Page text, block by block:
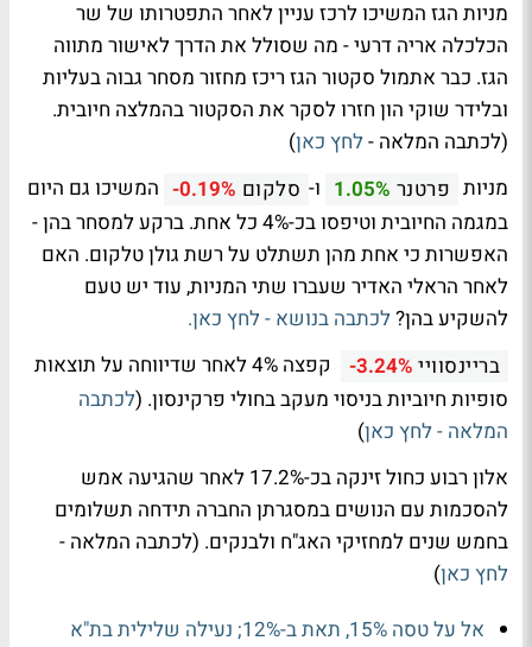
מניות הגז המשיכו לרכז עניין לאחר התפטרותו של שר
הכלכלה אריה דרעי - מה שסולל את הדרך לאישור מתווה
הגז. כבר אתמול סקטור הגז ריכז מחזור מסחר גבוה בעליות
ובלידר שוקי הון חזרו לסקר את הסקטור בהמלצה חיובית.
(לכתבה המלאה - לחץ כאן)
מניות פרטנר 1.05% ו- סלקום -0.19% המשיכו גם היום
במגמה החיובית וטיפסו בכ-4% כל אחת. ברקע למסחר בהן -
האפשרות כי אחת מהן תשתלט על רשת גולן טלקום. האם
לאחר הראלי האדיר שעברו שתי המניות, עוד יש טעם
להשקיע בהן? לכתבה בנושא - לחץ כאן.
בריינסוויי -3.24%
קפצה 4% לאחר שדיווחה על תוצאות
סופיות חיוביות בניסוי מעקב בחולי פרקינסון. (לכתבה
המלאה - לחץ כאן)
אלון רבוע כחול זינקה בכ-17.2% לאחר שהגיעה אמש
להסכמות עם הנושים במסגרתן החברה תידחה תשלומים
בחמש שנים למחזיקי האג"ח ולבנקים. (לכתבה המלאה -
לחץ כאן)
אל על טסה 15%, תאת ב-12%; נעילה שלילית בת"א